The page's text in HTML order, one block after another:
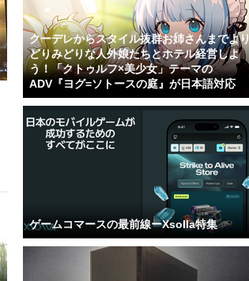
クーデレからスタイル抜群お姉さんまでより
どりみどりな人外娘たちとホテル経営しよ
う！「クトゥルフ×美少女」テーマの
ADV『ヨグ=ソトースの庭』が日本語対応
ゲームコマースの最前線ーXsolla特集